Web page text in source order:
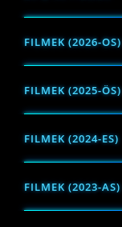
FILMEK (2026-OS)
FILMEK (2025-ÖS)
FILMEK (2024-ES)
FILMEK (2023-AS)